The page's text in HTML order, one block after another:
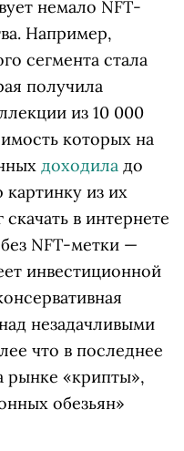
немало NFT-
Например,
сегмента стала
получила
из 10 000
которых на
доходила до
из их
в интернете
NFT-метки —
инвестиционной
незадачливыми
что в последнее
рынке «крипты»,
обезьян»